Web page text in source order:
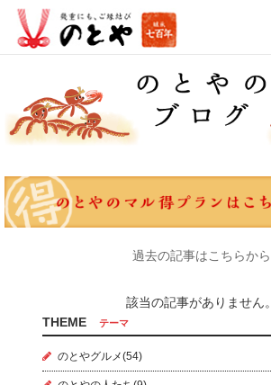
過去の記事はこちらから
該当の記事がありません。
THEMEテーマ
のとやグルメ(54)